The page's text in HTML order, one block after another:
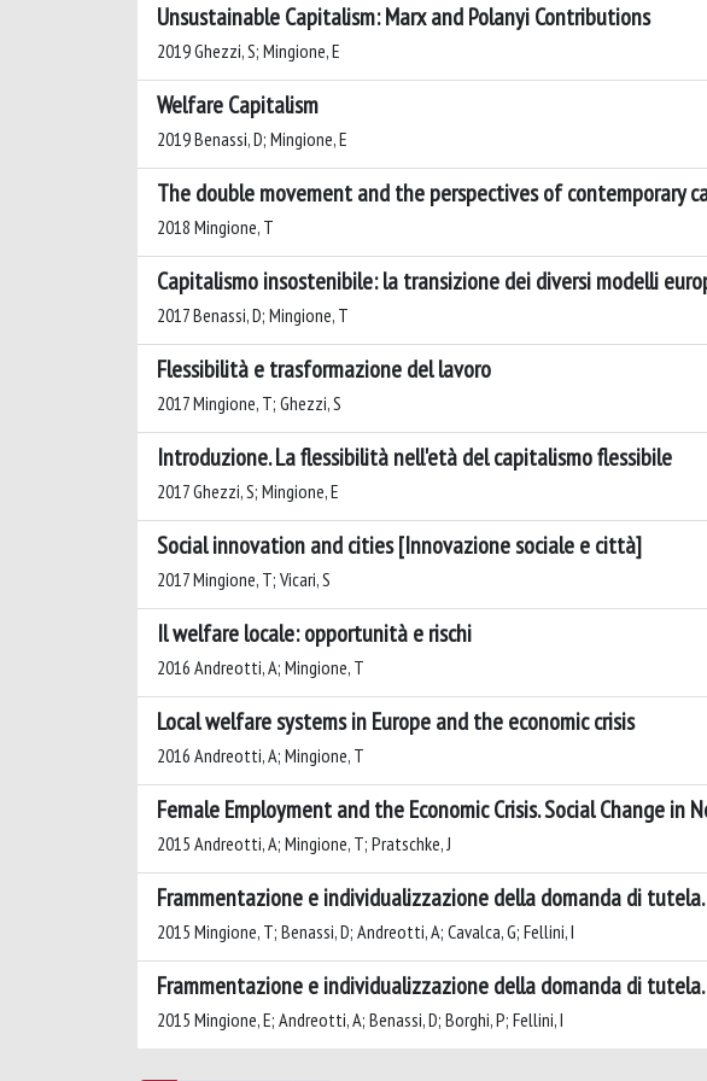
Unsustainable Capitalism: Marx and Polanyi Contributions
2019 Ghezzi, S; Mingione, E
Welfare Capitalism
2019 Benassi, D; Mingione, E
The double movement and the perspectives of contemporary
2018 Mingione, T
Capitalismo insostenibile: la transizione dei diversi modelli
2017 Benassi, D; Mingione, T
Flessibilità e trasformazione del lavoro
2017 Mingione, T; Ghezzi, S
Introduzione. La flessibilità nell'età del capitalismo flessibile
2017 Ghezzi, S; Mingione, E
Social innovation and cities [Innovazione sociale e città]
2017 Mingione, T; Vicari, S
Il welfare locale: opportunità e rischi
2016 Andreotti, A; Mingione, T
Local welfare systems in Europe and the economic crisis
2016 Andreotti, A; Mingione, T
Female Employment and the Economic Crisis. Social Change in
2015 Andreotti, A; Mingione, T; Pratschke, J
Frammentazione e individualizzazione della domanda di
2015 Mingione, T; Benassi, D; Andreotti, A; Cavalca, G; Fellini, I
Frammentazione e individualizzazione della domanda di
2015 Mingione, E; Andreotti, A; Benassi, D; Borghi, P; Fellini, I